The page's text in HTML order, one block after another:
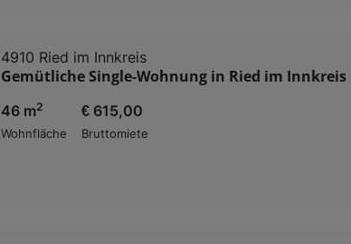
4910 Ried im Innkreis
Gemütliche Single-Wohnung in Ried im Innkreis
46 m2
Wohnfläche
€ 615,00
Bruttomiete